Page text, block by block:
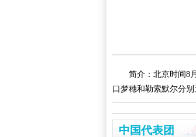
简介：北京时间8
口梦穗和勒索默尔分
中国代表团